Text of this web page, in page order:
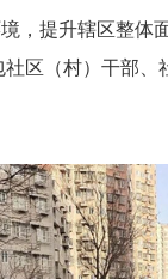
，提升辖区整体
区（村）干部